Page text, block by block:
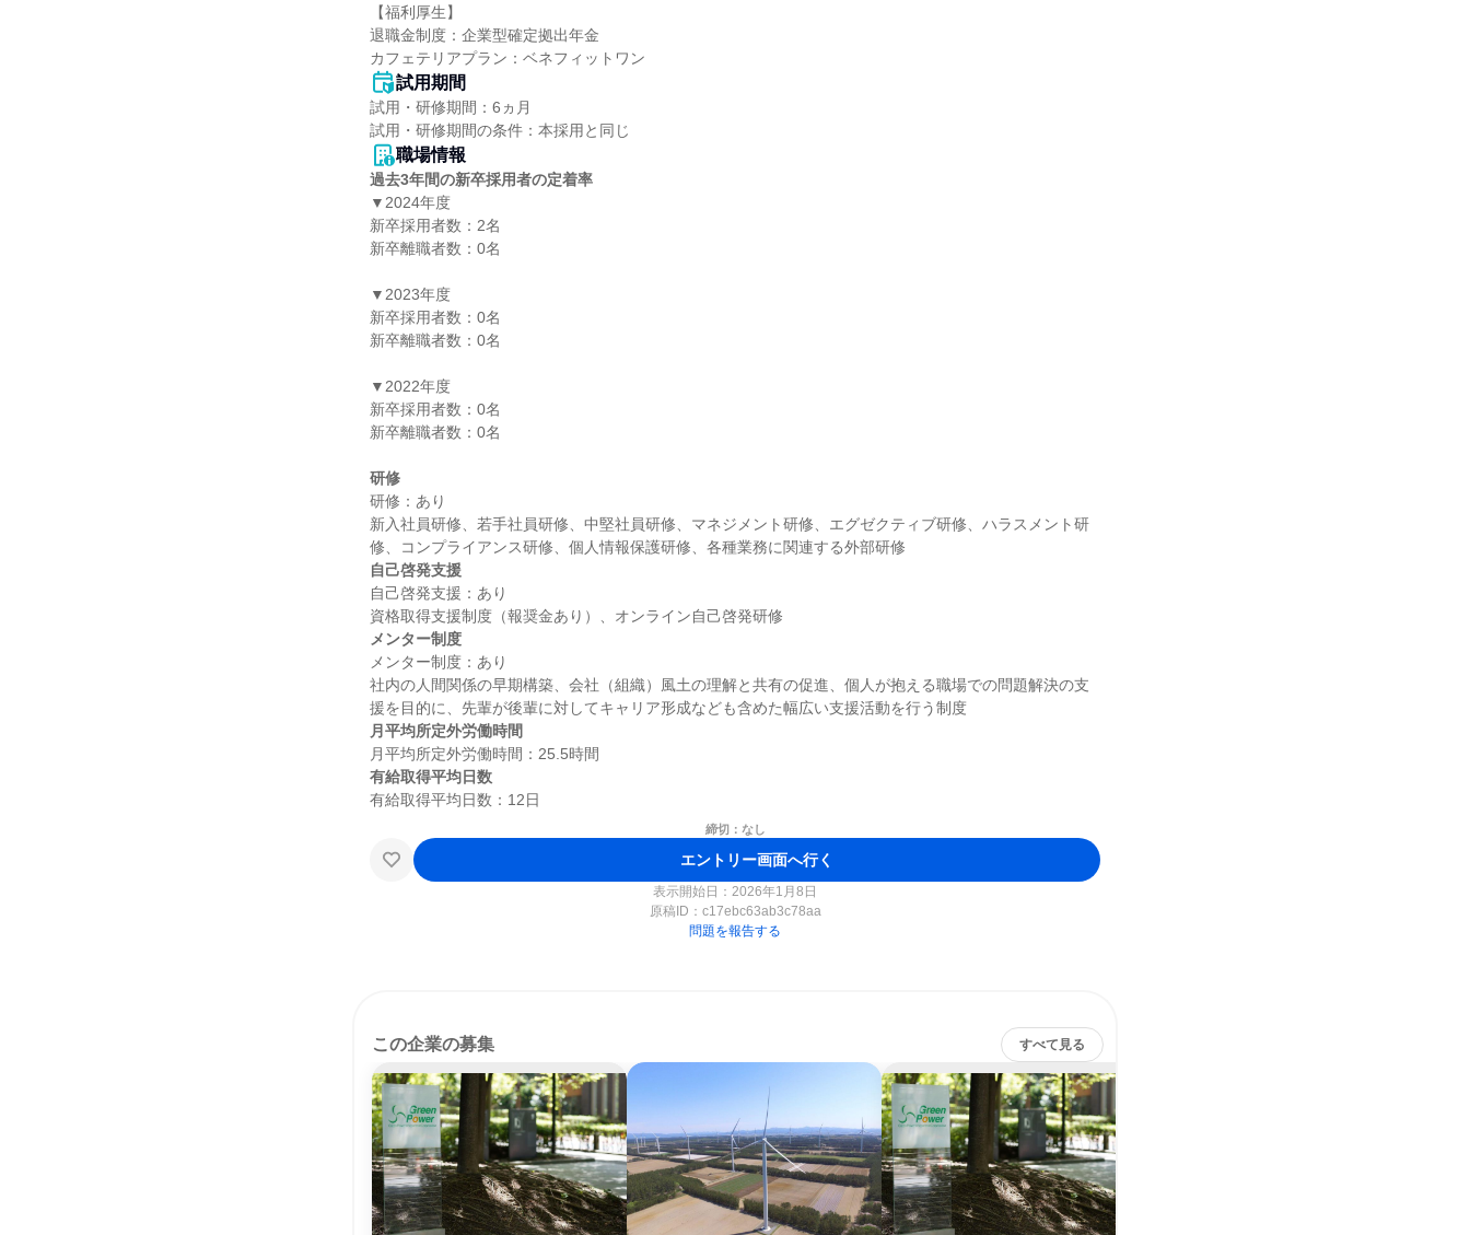
【福利厚生】
退職金制度：企業型確定拠出年金
カフェテリアプラン：ベネフィットワン
試用期間
試用・研修期間：6ヵ月
職場情報
過去3年間の新卒採用者の定着率
▼2024年度
新卒採用者数：2名
新卒離職者数：0名
▼2023年度
新卒採用者数：0名
新卒離職者数：0名
▼2022年度
新卒採用者数：0名
新卒離職者数：0名
研修
研修：あり
新入社員研修、若手社員研修、中堅社員研修、マネジメント研修、エグゼクティブ研修、ハラスメント研
自己啓発支援
自己啓発支援：あり
メンター制度
メンター制度：あり
社内の人間関係の早期構築、会社（組織）風土の理解と共有の促進、個人が抱える職場での問題解決の支
月平均所定外労働時間
有給取得平均日数
締切：なし
エントリー画面へ行く
表示開始日：2026年1月8日
原稿ID： c17ebc63ab3c78aa
問題を報告する
この企業の募集 すべて見る